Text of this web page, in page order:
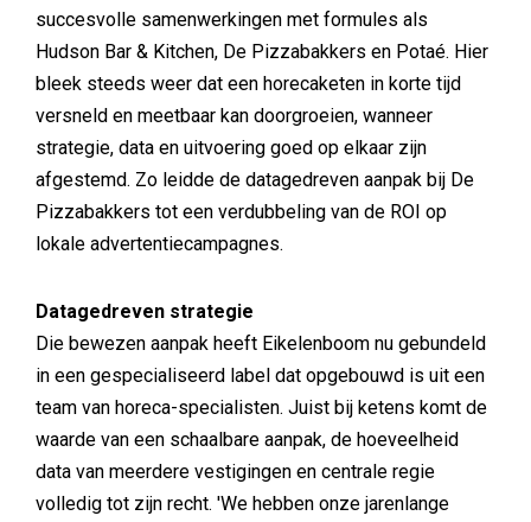
succesvolle samenwerkingen met formules als
Hudson Bar & Kitchen, De Pizzabakkers en Potaé. Hier
bleek steeds weer dat een horecaketen in korte tijd
versneld en meetbaar kan doorgroeien, wanneer
strategie, data en uitvoering goed op elkaar zijn
afgestemd. Zo leidde de datagedreven aanpak bij De
Pizzabakkers tot een verdubbeling van de ROI op
lokale advertentiecampagnes.
Datagedreven strategie
Die bewezen aanpak heeft Eikelenboom nu gebundeld
in een gespecialiseerd label dat opgebouwd is uit een
team van horeca-specialisten. Juist bij ketens komt de
waarde van een schaalbare aanpak, de hoeveelheid
data van meerdere vestigingen en centrale regie
volledig tot zijn recht. 'We hebben onze jarenlange